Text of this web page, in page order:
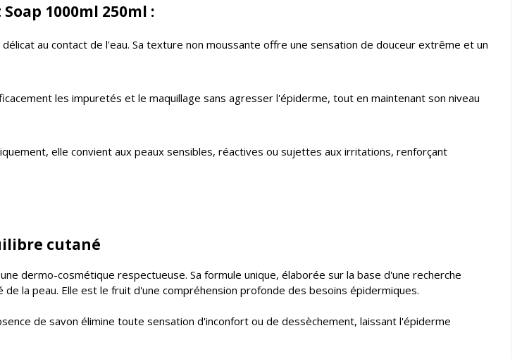
1000ml 250ml :
au contact de l'eau. Sa texture non moussante offre une sensation de douceur extrême et un
les impuretés et le maquillage sans agresser l'épiderme, tout en maintenant son niveau
elle convient aux peaux sensibles, réactives ou sujettes aux irritations, renforçant
cutané
dermo-cosmétique respectueuse. Sa formule unique, élaborée sur la base d'une recherche
la peau. Elle est le fruit d'une compréhension profonde des besoins épidermiques.
de savon élimine toute sensation d'inconfort ou de dessèchement, laissant l'épiderme